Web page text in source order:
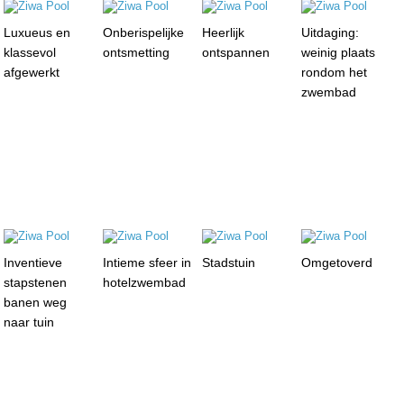
Luxueus en
klassevol
afgewerkt
Onberispelijke
ontsmetting
Heerlijk
ontspannen
Uitdaging:
weinig plaats
rondom het
zwembad
Inventieve
stapstenen
banen weg
naar tuin
Intieme sfeer in
hotelzwembad
Stadstuin Omgetoverd